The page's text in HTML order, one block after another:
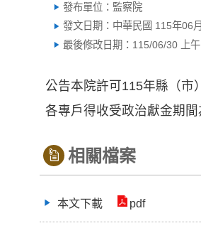
發布單位：監察院
發文日期：中華民國 115年06
最後修改日期：115/06/30 上
公告本院許可115年縣（市
各專戶得收受政治獻金期
相關檔案
本文下載 pdf